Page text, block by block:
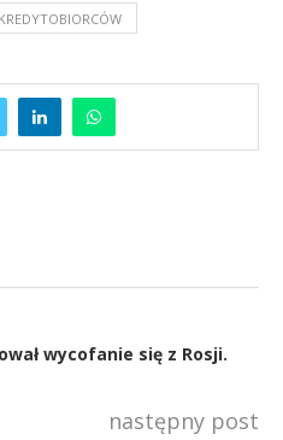
wycofanie się z Rosji.
następny post